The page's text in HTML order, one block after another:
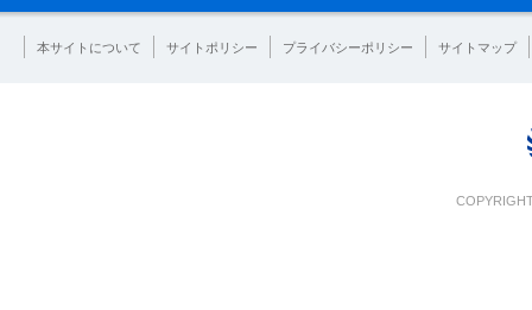
本サイトについて サイトポリシー プライバシーポリシー サイトマップ